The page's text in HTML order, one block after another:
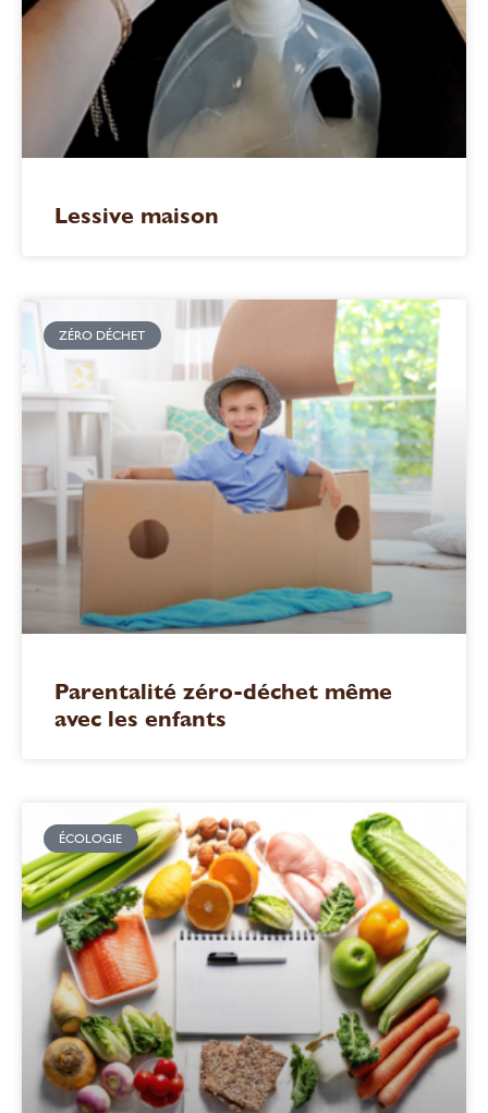
Lessive maison
ZÉRO DÉCHET
Parentalité zéro-déchet même
avec les enfants
ÉCOLOGIE